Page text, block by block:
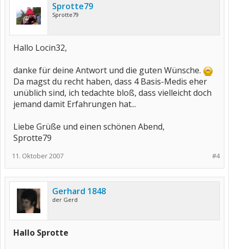
Sprotte79
Sprotte79
Hallo Locin32,
danke für deine Antwort und die guten Wünsche.
Da magst du recht haben, dass 4 Basis-Medis eher
unüblich sind, ich tedachte bloß, dass vielleicht doch
jemand damit Erfahrungen hat...
Liebe Grüße und einen schönen Abend,
Sprotte79
#4
11. Oktober 2007
Gerhard 1848
der Gerd
Hallo Sprotte